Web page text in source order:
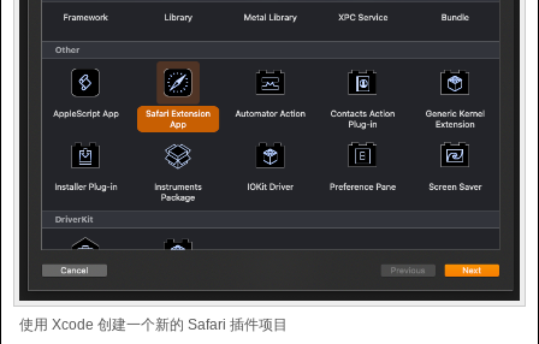
使用 Xcode 创建一个新的 Safari 插件项目